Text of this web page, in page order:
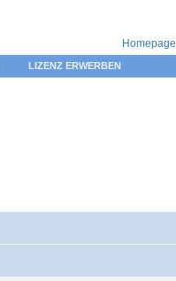
Homepage
LIZENZ ERWERBEN